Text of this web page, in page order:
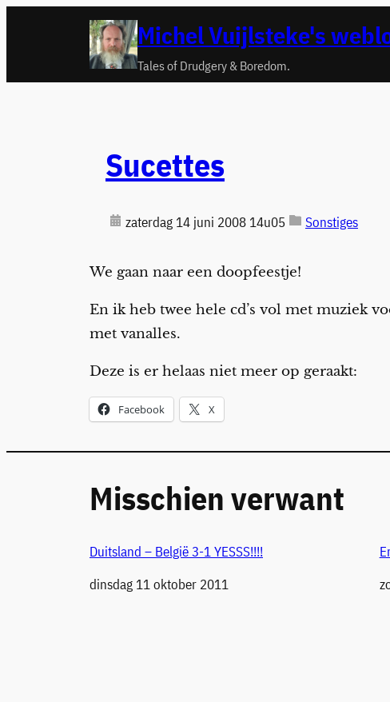
Michel Vuijlsteke's
Tales of Drudgery & Boredom.
Sucettes
zaterdag 14 juni 2008 14u05 Sonstiges
We gaan naar een doopfeestje!
En ik heb twee hele cd’s vol met muziek
met vanalles.
Deze is er helaas niet meer op geraakt:
Facebook X
Misschien verwant
Duitsland – België 3-1 YESSS!!!!
Datum
dinsdag 11 oktober 2011